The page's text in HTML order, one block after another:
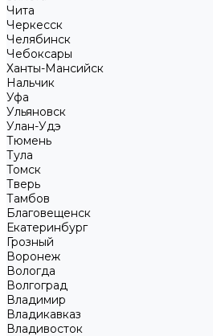
Чита
Черкесск
Челябинск
Чебоксары
Ханты-Мансийск
Нальчик
Уфа
Ульяновск
Улан-Удэ
Тюмень
Тула
Томск
Тверь
Тамбов
Благовещенск
Екатеринбург
Грозный
Воронеж
Вологда
Волгоград
Владимир
Владикавказ
Владивосток